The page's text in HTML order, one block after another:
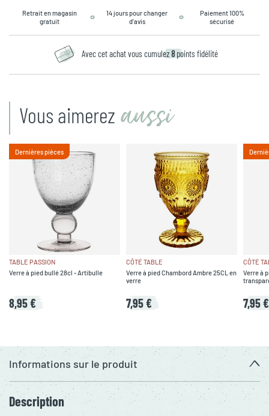
Retrait en magasin
gratuit
14 jours pour changer
d’avis
Paiement 100%
sécurisé
Avec cet achat vous cumulez8 points fidélité
Vous aimerez aussi
Dernières pièces
TABLE PASSION
Verre à pied bullé 28cl - Artibulle
8,95 €
CÔTÉ TABLE
Verre à pied Chambord Ambre 25CL en
verre
7,95 €
CÔTÉ
Verre à
7,95 €
Informations sur le produit
Description